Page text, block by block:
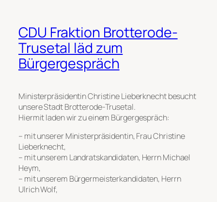
CDU Fraktion Brotterode-
Trusetal läd zum
Bürgergespräch
Ministerpräsidentin Christine Lieberknecht besucht
unsere Stadt Brotterode-Trusetal.
Hiermit laden wir zu einem Bürgergespräch:
– mit unserer Ministerpräsidentin, Frau Christine
Lieberknecht,
– mit unserem Landratskandidaten, Herrn Michael
Heym,
– mit unserem Bürgermeisterkandidaten, Herrn
Ulrich Wolf,